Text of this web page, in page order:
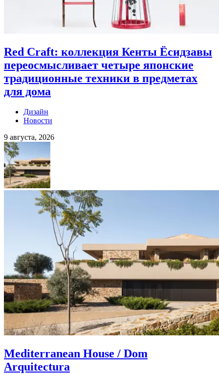
Red Craft: коллекция Кенты Ёсидзавы
переосмысливает четыре японские
традиционные техники в предметах
для дома
Дизайн
Новости
9 августа, 2026
Mediterranean House / Dom
Arquitectura